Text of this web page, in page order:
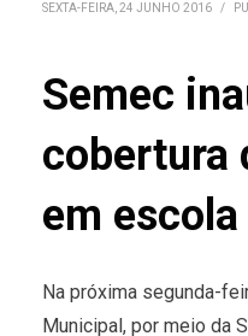
SEXTA-FEIRA, 24 JUNHO 2016 /
Semec
cobertura
em
Na próxima segunda-
Municipal, por meio da